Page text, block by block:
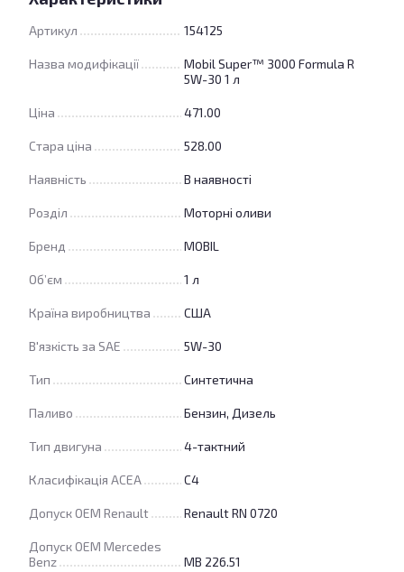
Артикул 154125
Назва модифікації
Mobil Super™ 3000 Formula R
5W-30 1 л
Ціна 471.00
Стара ціна 528.00
Наявність В наявності
Розділ Моторні оливи
Бренд MOBIL
Об’єм 1 л
Країна виробництва США
В'язкість за SAE 5W-30
Тип Синтетична
Паливо Бензин, Дизель
Тип двигуна 4-тактний
Класифікація ACEA C4
Допуск OEM Renault Renault RN 0720
Допуск OEM Mercedes
Benz
MB 226.51